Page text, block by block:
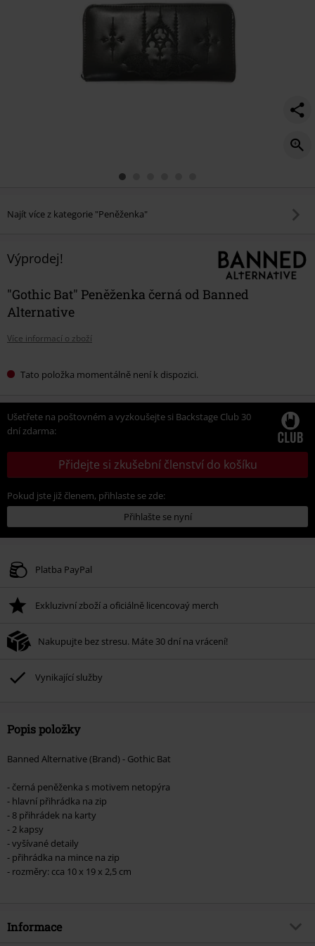
Najít více z kategorie "Peněženka"
Výprodej!
"Gothic Bat" Peněženka černá od Banned
Alternative
Více informací o zboží
Tato položka momentálně není k dispozici.
Ušetřete na poštovném a vyzkoušejte si Backstage Club 30
dní zdarma:
Přidejte si zkušební členství do košíku
Pokud jste již členem, přihlaste se zde:
Přihlašte se nyní
Platba PayPal
Exkluzivní zboží a oficiálně licencovaý merch
Nakupujte bez stresu. Máte 30 dní na vrácení!
Vynikající služby
Popis položky
Banned Alternative (Brand) - Gothic Bat
- černá peněženka s motivem netopýra
- hlavní přihrádka na zip
- 8 přihrádek na karty
- 2 kapsy
- vyšívané detaily
- přihrádka na mince na zip
- rozměry: cca 10 x 19 x 2,5 cm
Informace